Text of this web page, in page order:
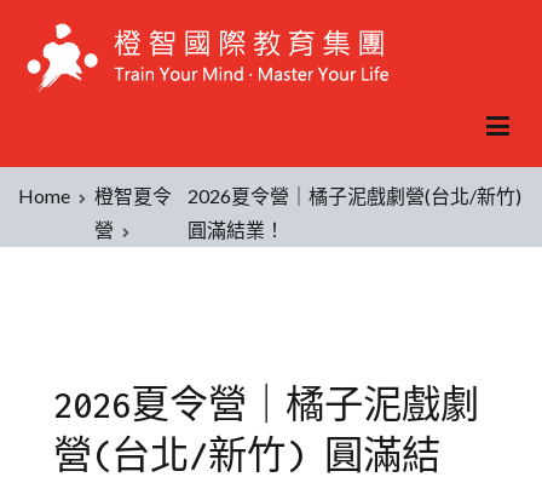
Home
橙智夏令
營
2026夏令營｜橘子泥戲劇營(台北/新竹)
圓滿結業！
2026夏令營｜橘子泥戲劇
營(台北/新竹) 圓滿結